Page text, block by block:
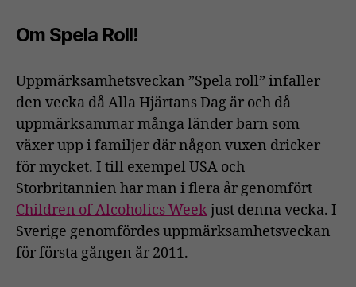
Om Spela Roll!
Uppmärksamhetsveckan ”Spela roll” infaller
den vecka då Alla Hjärtans Dag är och då
uppmärksammar många länder barn som
växer upp i familjer där någon vuxen dricker
för mycket. I till exempel USA och
Storbritannien har man i flera år genomfört
Children of Alcoholics Weekjust denna vecka. I
Sverige genomfördes uppmärksamhetsveckan
för första gången år 2011.